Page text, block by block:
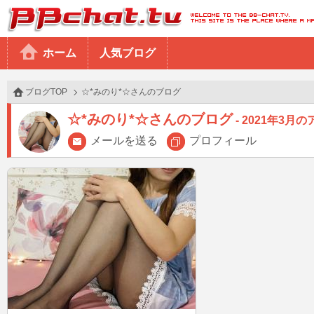
BBchatTV
ホーム 人気ブログ
ブログTOP ☆*みのり*☆さんのブログ
☆*みのり*☆さんのブログ
2021年3月の
メールを送る
プロフィール